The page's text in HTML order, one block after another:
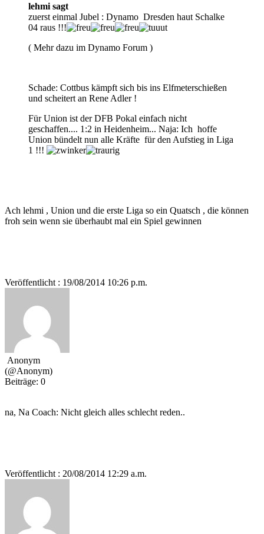
lehmi sagt
zuerst einmal Jubel : Dynamo Dresden haut Schalke
04 raus !!!
( Mehr dazu im Dynamo Forum )
Schade: Cottbus kämpft sich bis ins Elfmeterschießen
und scheitert an Rene Adler !
Für Union ist der DFB Pokal einfach nicht
geschaffen.... 1:2 in Heidenheim... Naja: Ich hoffe
Union bündelt nun alle Kräfte für den Aufstieg in Liga
1 !!!
Ach lehmi , Union und die erste Liga so ein Quatsch , die können
froh sein wenn sie überhaubt mal ein Spiel gewinnen
Veröffentlicht : 19/08/2014 10:26 p.m.
Anonym
(@Anonym)
Beiträge: 0
na, Na Coach: Nicht gleich alles schlecht reden..
Veröffentlicht : 20/08/2014 12:29 a.m.